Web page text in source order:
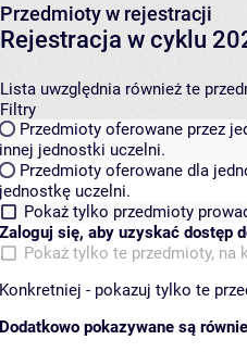
Przedmioty w rejestracji
Rejestracja w cyklu
Lista uwzględnia również te
Filtry
Przedmioty oferowane przez
innej jednostki uczelni.
Przedmioty oferowane dla
jednostkę uczelni.
Pokaż tylko przedmioty
Zaloguj się, aby uzyskać dostęp
Pokaż tylko te przedmioty, na
Konkretniej - pokazuj tylko te
Dodatkowo pokazywane są